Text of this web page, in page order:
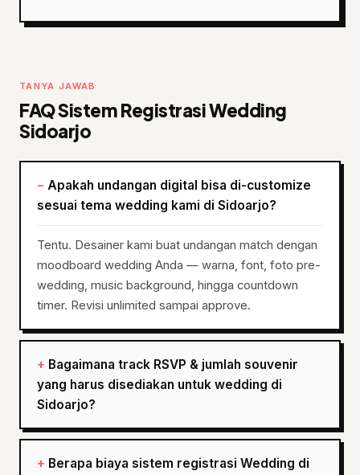
TANYA JAWAB
FAQ Sistem Registrasi Wedding
Sidoarjo
Apakah undangan digital bisa di-customize
sesuai tema wedding kami di Sidoarjo?
Tentu. Desainer kami buat undangan match dengan
moodboard wedding Anda — warna, font, foto pre-
wedding, music background, hingga countdown
timer. Revisi unlimited sampai approve.
Bagaimana track RSVP & jumlah souvenir
yang harus disediakan untuk wedding di
Sidoarjo?
Berapa biaya sistem registrasi Wedding di